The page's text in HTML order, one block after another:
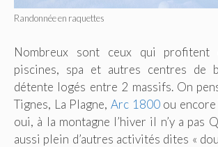
Randonnée en raquettes
Nombreux sont ceux qui profitent
piscines, spa et autres centres de
détente logés entre 2 massifs. On
Tignes, La Plagne, Arc 1800ou encore
oui, à la montagne l’hiver il n’y a pas
aussi plein d’autres activités dites «